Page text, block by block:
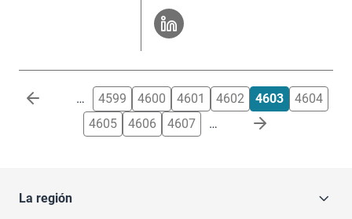
Paginación … 4599 4600 4601 4602 4603
4604
4605
4606 4607 …
La región